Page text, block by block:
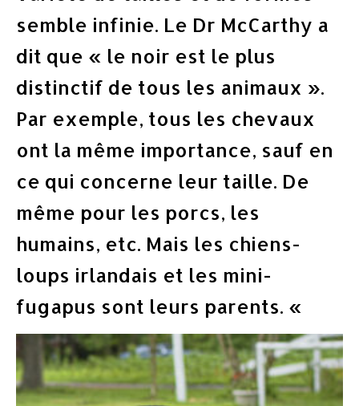
semble infinie. Le Dr McCarthy a
dit que « le noir est le plus
distinctif de tous les animaux ».
Par exemple, tous les chevaux
ont la même importance, sauf en
ce qui concerne leur taille. De
même pour les porcs, les
humains, etc. Mais les chiens-
loups irlandais et les mini-
fugapus sont leurs parents. «